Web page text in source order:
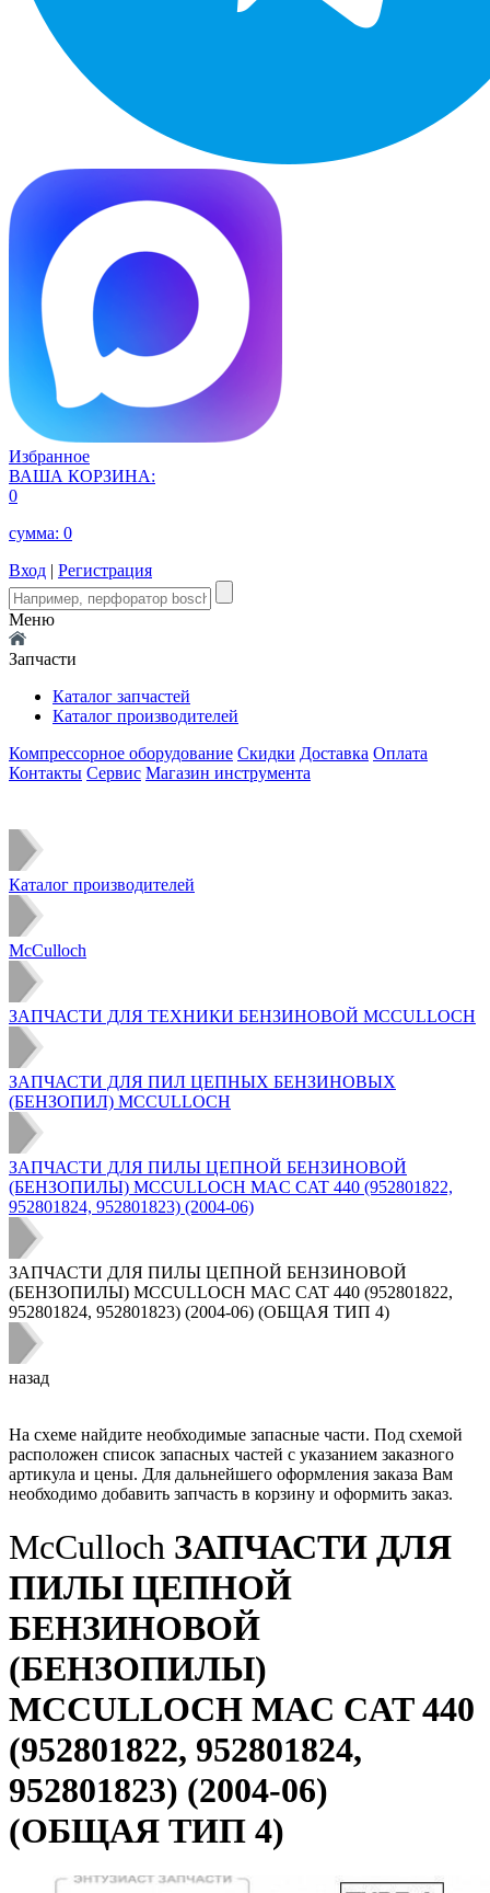
Избранное
ВАША КОРЗИНА:
0
сумма: 0
Вход | Регистрация
Меню
Запчасти
Каталог запчастей
Каталог производителей
Компрессорное оборудование Скидки Доставка Оплата
Контакты Сервис Магазин инструмента
Каталог производителей
McCulloch
ЗАПЧАСТИ ДЛЯ ТЕХНИКИ БЕНЗИНОВОЙ MCCULLOCH
ЗАПЧАСТИ ДЛЯ ПИЛ ЦЕПНЫХ БЕНЗИНОВЫХ
(БЕНЗОПИЛ) MCCULLOCH
ЗАПЧАСТИ ДЛЯ ПИЛЫ ЦЕПНОЙ БЕНЗИНОВОЙ
(БЕНЗОПИЛЫ) MCCULLOCH MAC CAT 440 (952801822,
952801824, 952801823) (2004-06)
ЗАПЧАСТИ ДЛЯ ПИЛЫ ЦЕПНОЙ БЕНЗИНОВОЙ
(БЕНЗОПИЛЫ) MCCULLOCH MAC CAT 440 (952801822,
952801824, 952801823) (2004-06) (ОБЩАЯ ТИП 4)
назад
На схеме найдите необходимые запасные части. Под схемой
расположен список запасных частей с указанием заказного
артикула и цены. Для дальнейшего оформления заказа Вам
необходимо добавить запчасть в корзину и оформить заказ.
McCulloch ЗАПЧАСТИ ДЛЯ
ПИЛЫ ЦЕПНОЙ
БЕНЗИНОВОЙ
(БЕНЗОПИЛЫ)
MCCULLOCH MAC CAT 440
(952801822, 952801824,
952801823) (2004-06)
(ОБЩАЯ ТИП 4)